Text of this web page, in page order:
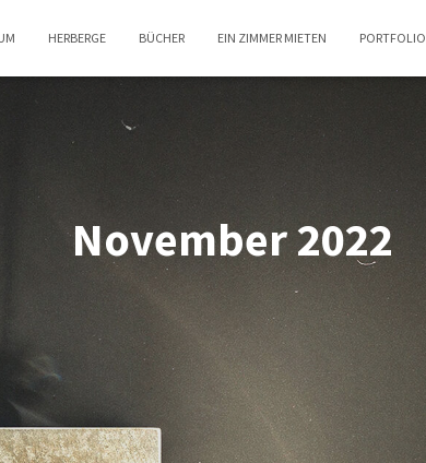
HERBERGE BÜCHER EIN ZIMMER MIETEN PORTFOLIO
November 2022